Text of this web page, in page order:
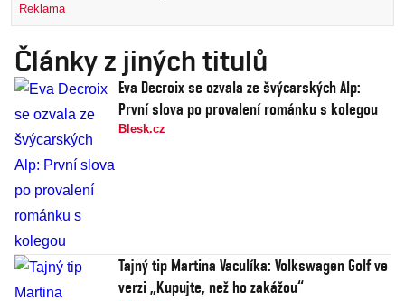
Reklama
Články z jiných titulů
Eva Decroix se ozvala ze švýcarských Alp:
První slova po provalení románku s kolegou
Blesk.cz
Tajný tip Martina Vaculíka: Volkswagen Golf ve
verzi „Kupujte, než ho zakážou“